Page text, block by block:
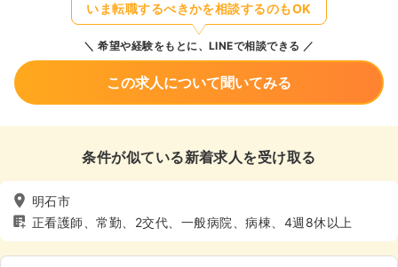
いま転職するべきかを相談するのもOK
希望や経験をもとに、LINEで相談できる
この求人について聞いてみる
条件が似ている新着求人を受け取る
明石市
正看護師、常勤、2交代、一般病院、病棟、4週8休以上